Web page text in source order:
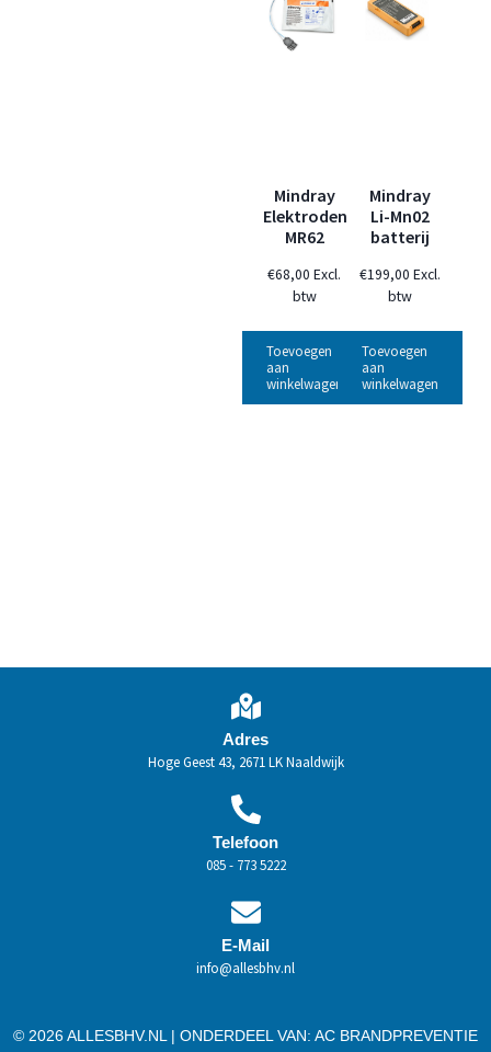
Mindray
Elektroden
MR62
€68,00 Excl.
btw
Toevoegen
aan
winkelwagen
Mindray
Li-Mn02
batterij
€199,00 Excl.
btw
Toevoegen
aan
winkelwagen
Adres
Hoge Geest 43, 2671 LK Naaldwijk
Telefoon
085 - 773 5222
E-Mail
info@allesbhv.nl
© 2026 ALLESBHV.NL | ONDERDEEL VAN: AC BRANDPREVENTIE